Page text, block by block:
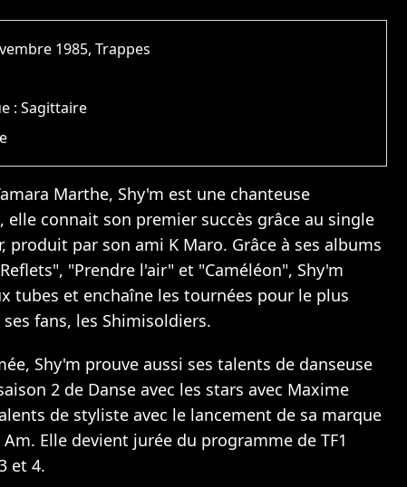
1985, Trappes
:Sagittaire
Marthe, Shy'm est une chanteuse
elle connait son premier succès grâce au single
produit par son ami K Maro. Grâce à ses albums
"Prendre l'air" et "Caméléon", Shy'm
tubes et enchaîne les tournées pour le plus
fans, les Shimisoldiers.
Shy'm prouve aussi ses talents de danseuse
2 de Danse avec les stars avec Maxime
de styliste avec le lancement de sa marque
Elle devient jurée du programme de TF1
et 4.